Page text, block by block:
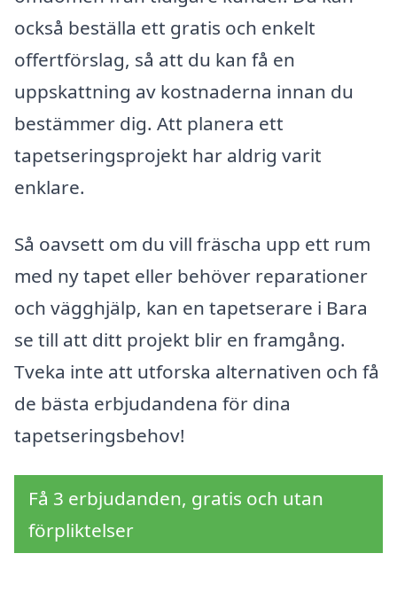
också beställa ett gratis och enkelt
offertförslag, så att du kan få en
uppskattning av kostnaderna innan du
bestämmer dig. Att planera ett
tapetseringsprojekt har aldrig varit
enklare.
Så oavsett om du vill fräscha upp ett rum
med ny tapet eller behöver reparationer
och vägghjälp, kan en tapetserare i Bara
se till att ditt projekt blir en framgång.
Tveka inte att utforska alternativen och få
de bästa erbjudandena för dina
tapetseringsbehov!
Få 3 erbjudanden, gratis och utan
förpliktelser